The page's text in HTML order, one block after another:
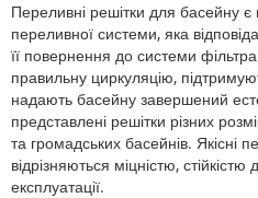
Переливні решітки для басейну
переливної системи, яка
її повернення до системи
правильну циркуляцію,
надають басейну завершений
представлені решітки різних
та громадських басейнів. Якісні
відрізняються міцністю,
експлуатації.